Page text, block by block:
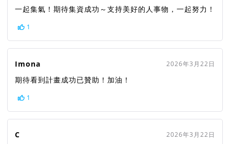
一起集氣！期待集資成功～支持美好的人事物，一起努力！
1
Imona 2026年3月22日
期待看到計畫成功已贊助！加油！
1
C 2026年3月22日